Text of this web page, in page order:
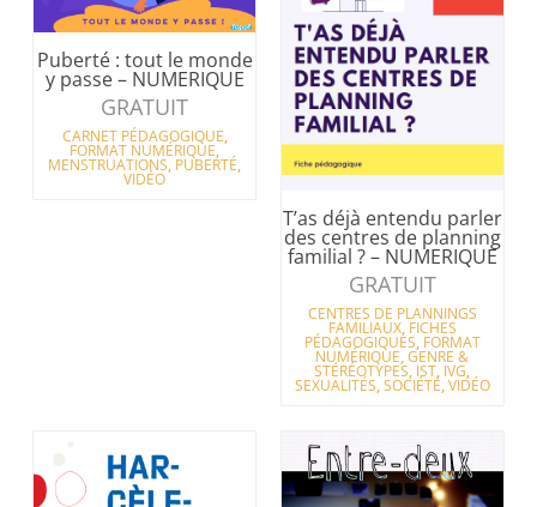
Puberté : tout le monde
y passe – NUMERIQUE
GRATUIT
CARNET PÉDAGOGIQUE,
FORMAT NUMÉRIQUE,
MENSTRUATIONS, PUBERTÉ,
VIDÉO
T’as déjà entendu parler
des centres de planning
familial ? – NUMERIQUE
GRATUIT
CENTRES DE PLANNINGS
FAMILIAUX, FICHES
PÉDAGOGIQUES, FORMAT
NUMÉRIQUE,GENRE &
STÉRÉOTYPES, IST, IVG,
SEXUALITÉS,SOCIÉTÉ,VIDÉO